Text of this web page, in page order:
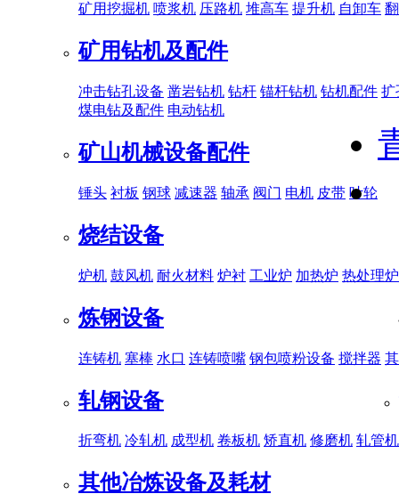
矿用挖掘机 喷浆机 压路机 堆高车 提升机 自卸车
矿用钻机及配件
冲击钻孔设备 凿岩钻机 钻杆 锚杆钻机 钻机配件 扩
煤电钻及配件 电动钻机
矿山机械设备配件
锤头 衬板 钢球 减速器 轴承 阀门 电机 皮带 叶轮
烧结设备
炉机 鼓风机 耐火材料 炉衬 工业炉 加热炉 热处理炉
炼钢设备
连铸机 塞棒 水口 连铸喷嘴 钢包喷粉设备 搅拌器
轧钢设备
折弯机 冷轧机 成型机 卷板机 矫直机 修磨机 轧管机
其他冶炼设备及耗材